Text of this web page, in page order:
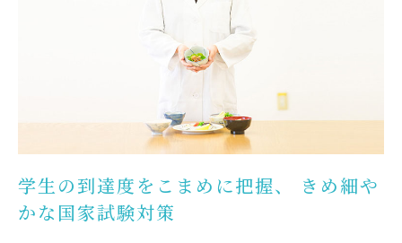
プライバシーポリシー
UHASウォッチ
English
同窓会
学生の到達度をこまめに把握、 きめ細や
かな国家試験対策